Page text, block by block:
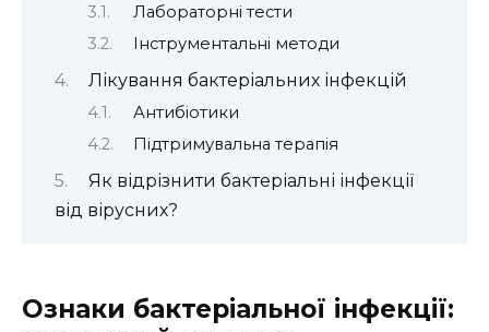
Лабораторні тести
Інструментальні методи
Лікування бактеріальних інфекцій
Антибіотики
Підтримувальна терапія
Як відрізнити бактеріальні інфекції
від вірусних?
Ознаки бактеріальної інфекції: